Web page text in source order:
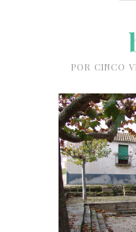
POR CINCO